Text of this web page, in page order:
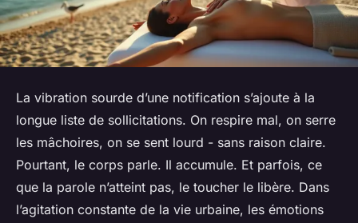
La vibration sourde d’une notification s’ajoute à la
longue liste de sollicitations. On respire mal, on serre
les mâchoires, on se sent lourd - sans raison claire.
Pourtant, le corps parle. Il accumule. Et parfois, ce
que la parole n’atteint pas, le toucher le libère. Dans
l’agitation constante de la vie urbaine, les émotions